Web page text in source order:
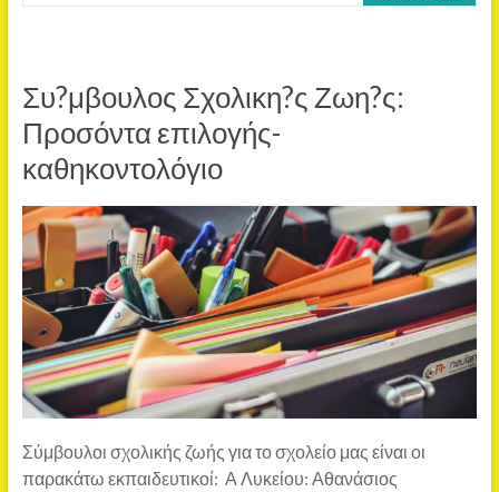
Συ?μβουλος Σχολικη?ς Ζωη?ς:
Προσόντα επιλογής-
καθηκοντολόγιο
Σύμβουλοι σχολικής ζωής για το σχολείο μας είναι οι
παρακάτω εκπαιδευτικοί: Α Λυκείου: Αθανάσιος